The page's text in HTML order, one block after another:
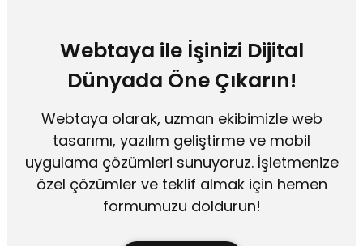
Webtaya ile İşinizi Dijital
Dünyada Öne Çıkarın!
Webtaya olarak, uzman ekibimizle web
tasarımı, yazılım geliştirme ve mobil
uygulama çözümleri sunuyoruz. İşletmenize
özel çözümler ve teklif almak için hemen
formumuzu doldurun!